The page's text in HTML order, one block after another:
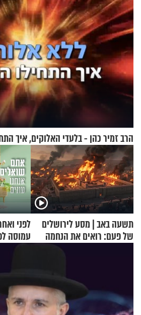
הרב זמיר כהן - בלעדי האלוקים, איך
תשעה באב | מסע לירושלים
של פעם: רואים את הנחמה
לפני
עמוסה